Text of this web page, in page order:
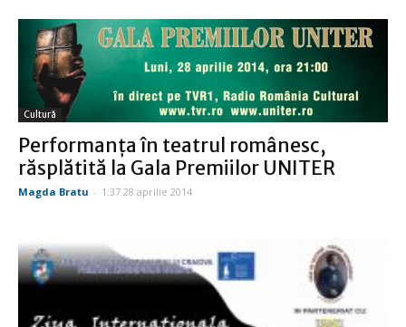
Cultură
Performanţa în teatrul românesc,
răsplătită la Gala Premiilor UNITER
Magda Bratu - 1:37 28 aprilie 2014